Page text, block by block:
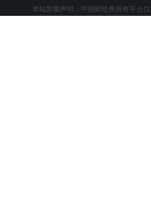
本站郑重声明：中国财经界所有平台